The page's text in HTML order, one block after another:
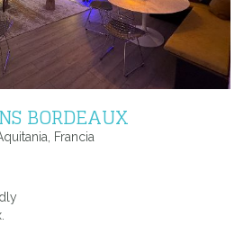
BORDEAUX
Francia